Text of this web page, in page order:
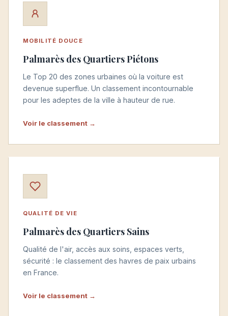
MOBILITÉ DOUCE
Palmarès des Quartiers Piétons
Le Top 20 des zones urbaines où la voiture est
devenue superflue. Un classement incontournable
pour les adeptes de la ville à hauteur de rue.
Voir le classement →
QUALITÉ DE VIE
Palmarès des Quartiers Sains
Qualité de l'air, accès aux soins, espaces verts,
sécurité : le classement des havres de paix urbains
en France.
Voir le classement →